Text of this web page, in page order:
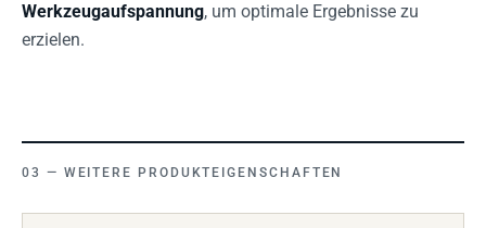
Werkzeugaufspannung, um optimale Ergebnisse zu
erzielen.
WEITERE PRODUKTEIGENSCHAFTEN